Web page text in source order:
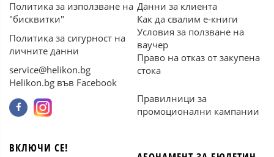
Политика за използване на
"бисквитки"
Политика за сигурност на
личните данни
service@helikon.bg
Helikon.bg във Facebook
Данни за клиента
Как да свалим е-книги
Условия за ползване на
ваучер
Право на отказ от закупена
стока
Правилници за
промоционални кампании
ВКЛЮЧИ СЕ!